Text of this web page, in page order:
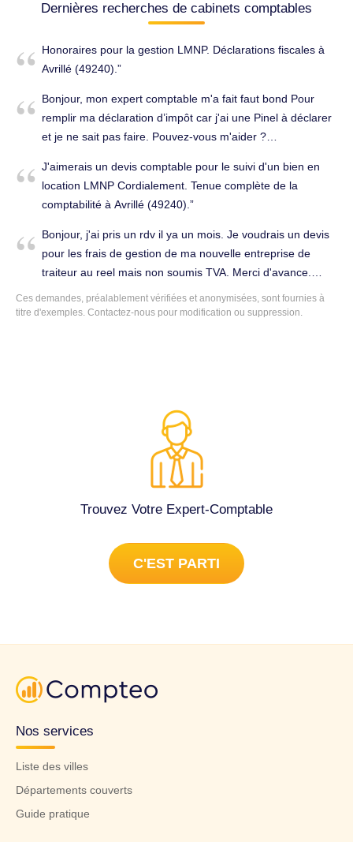
Dernières recherches de cabinets comptables
Honoraires pour la gestion LMNP. Déclarations fiscales à
Avrillé (49240).
Bonjour, mon expert comptable m'a fait faut bond Pour
remplir ma déclaration d’impôt car j'ai une Pinel à déclarer
et je ne sait pas faire. Pouvez-vous m'aider ?
comptabilité à Avrillé (49240).
J'aimerais un devis comptable pour le suivi d'un bien en
location LMNP Cordialement. Tenue complète de la
comptabilité à Avrillé (49240).
Bonjour, j'ai pris un rdv il ya un mois. Je voudrais un devis
pour les frais de gestion de ma nouvelle entreprise de
traiteur au reel mais non soumis TVA. Merci d'avance.
Tenue complète de la comptabilité à Avrillé (49240).
Ces demandes, préalablement vérifiées et anonymisées, sont fournies à
titre d'exemples. Contactez-nous pour modification ou suppression.
Trouvez Votre Expert-Comptable
C'EST PARTI
Nos services
Liste des villes
Départements couverts
Guide pratique